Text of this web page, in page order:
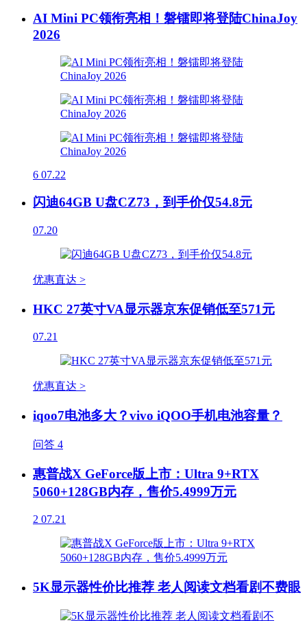
AI Mini PC领衔亮相！磐镭即将登陆ChinaJoy
2026
6 07.22
闪迪64GB U盘CZ73，到手价仅54.8元
07.20
优惠直达 >
HKC 27英寸VA显示器京东促销低至571元
07.21
优惠直达 >
iqoo7电池多大？vivo iQOO手机电池容量？
问答 4
惠普战X GeForce版上市：Ultra 9+RTX
5060+128GB内存，售价5.4999万元
2 07.21
5K显示器性价比推荐 老人阅读文档看剧不费眼